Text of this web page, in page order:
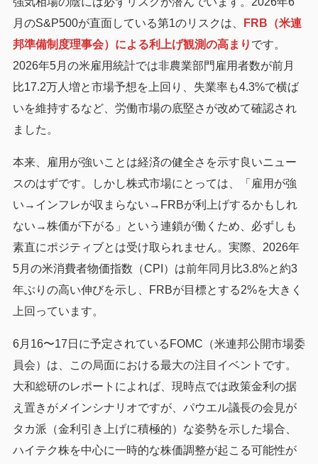
月のS&P500が直面している第1のリスクは、
FRB（米連
邦準備制度理事会）による利上げ観測の高まり です。
2026年5月の米雇用統計では非農業部門雇用者数が前月
比17.2万人増と市場予想を上回り、失業率も4.3%で横ば
いを維持するなど、労働市場の底堅さが改めて確認され
ました。
本来、雇用が強いことは経済の健全さを示す良いニュー
スのはずです。しかし株式市場にとっては、「雇用が強
い→インフレが収まらない→FRBが利上げするかもしれ
ない→株価が下がる」という連鎖が働くため、必ずしも
素直にポジティブとは受け取られません。実際、2026年
5月の米消費者物価指数（CPI）は前年同月比3.8%と約3
年ぶりの高い伸びを示し、FRBが目標とする2%を大きく
上回っています。
6月16〜17日に予定されているFOMC（米連邦公開市場委
員会）は、この局面における最大の注目イベントです。
大和総研のレポートによれば、現時点では政策金利の据
え置きがメインシナリオですが、パウエル議長の会見が
タカ派（金利引き上げに積極的）な姿勢を示した場合、
ハイテク株を中心に一時的な株価調整が起こる可能性が